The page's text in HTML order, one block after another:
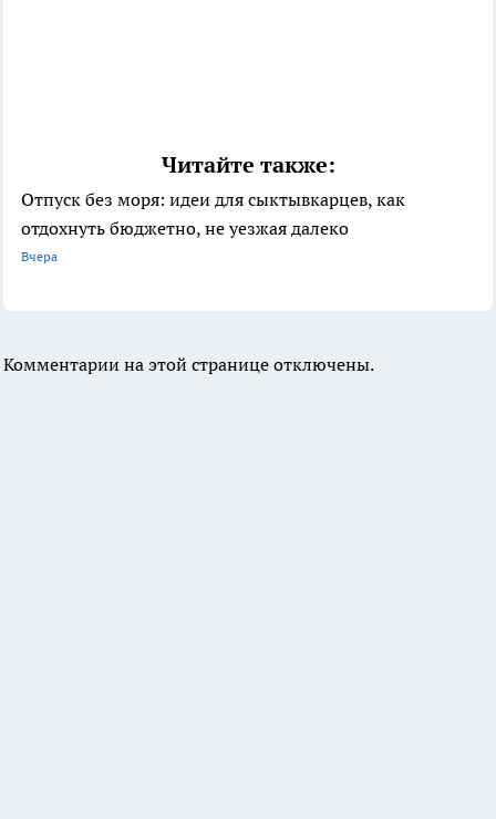
Читайте также:
Отпуск без моря: идеи для сыктывкарцев, как
отдохнуть бюджетно, не уезжая далеко
Вчера
Комментарии на этой странице отключены.